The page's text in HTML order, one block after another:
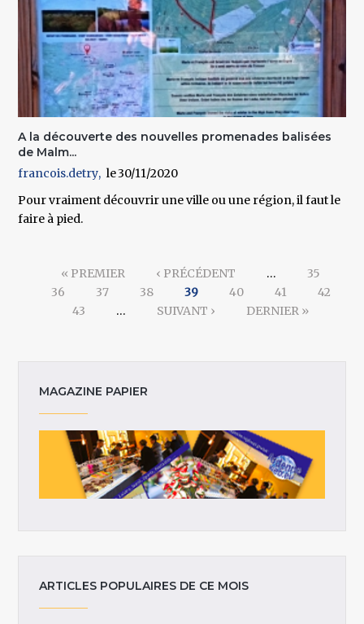
A la découverte des nouvelles promenades balisées
de Malm...
francois.detry
30/11/2020
Pour vraiment découvrir une ville ou une région, il faut le
faire à pied.
« PREMIER ‹ PRÉCÉDENT …
35
36
37 38 39 40 41
42
43
… SUIVANT › DERNIER »
MAGAZINE PAPIER
ARTICLES POPULAIRES DE CE MOIS